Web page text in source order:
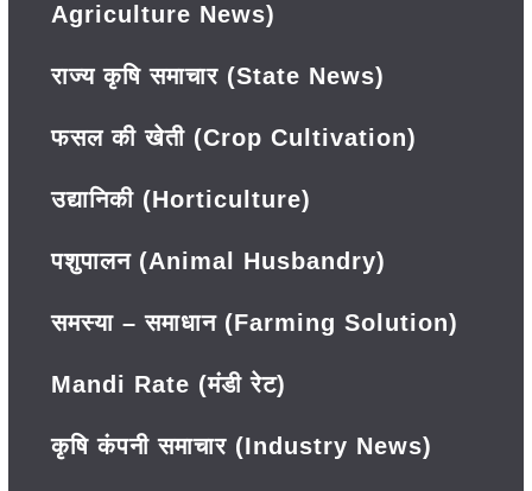
Agriculture News)
राज्य कृषि समाचार (State News)
फसल की खेती (Crop Cultivation)
उद्यानिकी (Horticulture)
पशुपालन (Animal Husbandry)
समस्या – समाधान (Farming Solution)
Mandi Rate (मंडी रेट)
कृषि कंपनी समाचार (Industry News)